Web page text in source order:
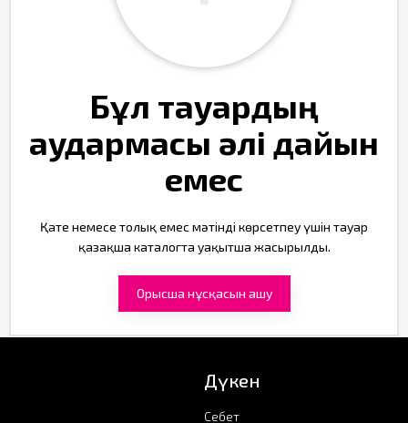
Бұл тауардың
аудармасы әлі дайын
емес
Қате немесе толық емес мәтінді көрсетпеу үшін тауар
қазақша каталогта уақытша жасырылды.
Орысша нұсқасын ашу
Дүкен
Себет